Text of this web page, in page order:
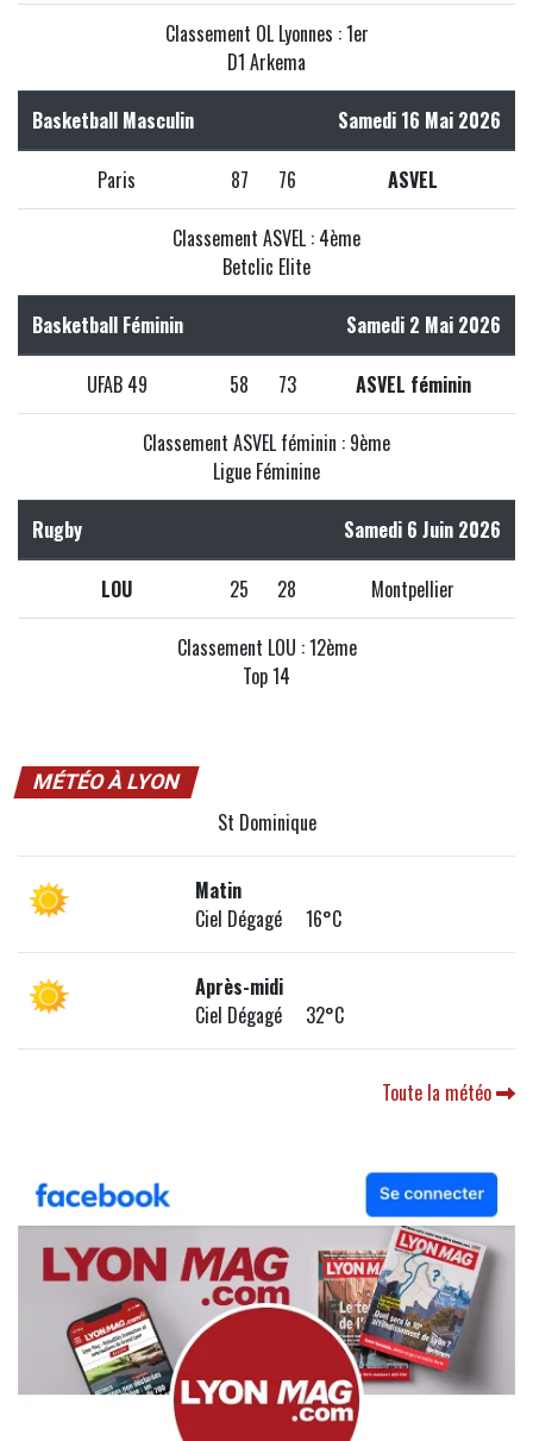
Classement OL Lyonnes : 1er
D1 Arkema
Basketball Masculin Samedi 16 Mai 2026
Paris 87 76 ASVEL
Classement ASVEL : 4ème
Betclic Elite
Basketball Féminin Samedi 2 Mai 2026
UFAB 49 58 73 ASVEL féminin
Classement ASVEL féminin : 9ème
Ligue Féminine
Rugby Samedi 6 Juin 2026
LOU 25 28 Montpellier
Classement LOU : 12ème
Top 14
MÉTÉO À LYON
St Dominique
Matin
Ciel Dégagé 16°C
Après-midi
Ciel Dégagé 32°C
Toute la météo